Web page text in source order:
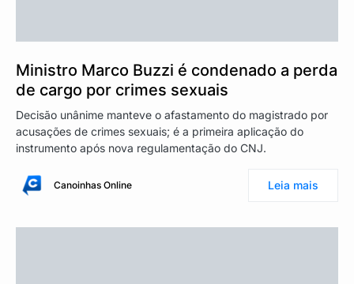
Ministro Marco Buzzi é condenado a perda
de cargo por crimes sexuais
Decisão unânime manteve o afastamento do magistrado por
acusações de crimes sexuais; é a primeira aplicação do
instrumento após nova regulamentação do CNJ.
Canoinhas Online Leia mais